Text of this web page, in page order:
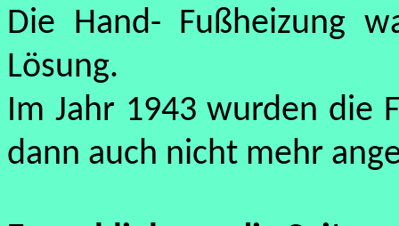
Die Hand- Fußheizung
Lösung.
Im Jahr 1943 wurden die
dann auch nicht mehr